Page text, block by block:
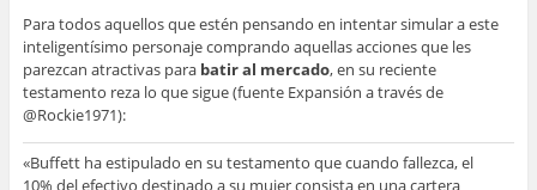
Para todos aquellos que estén pensando en intentar simular a este
inteligentísimo personaje comprando aquellas acciones que les
parezcan atractivas parabatir al mercado, en su reciente
testamento reza lo que sigue (fuente Expansión a través de
@Rockie1971):
«Buffett ha estipulado en su testamento que cuando fallezca, el
10% del efectivo destinado a su mujer consista en una cartera